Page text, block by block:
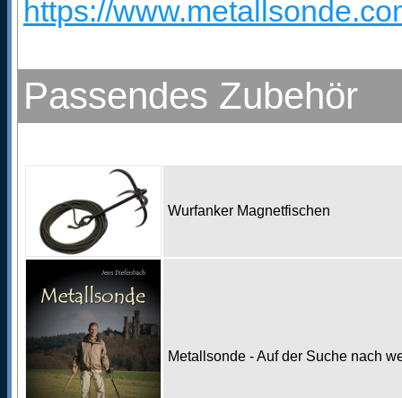
https://
Passendes Zubehör
Wurfanker Magnetfischen
Metallsonde - Auf der Suche nach